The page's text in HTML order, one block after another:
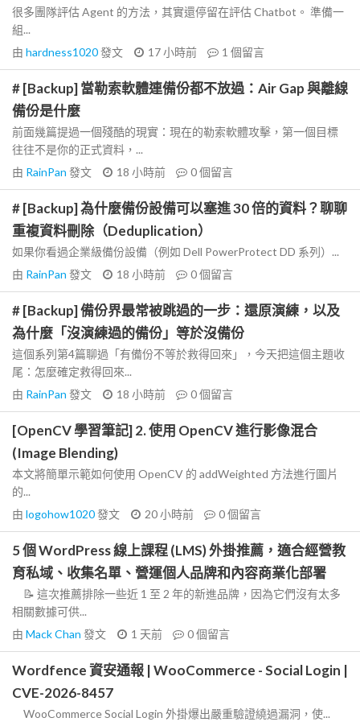
很多團隊評估 Agent 的方法，其實還停留在評估 Chatbot。 準備一
組...
由 hardness1020發文 17 小時前 1 個留言
# [Backup] 當勒索軟體連備份都不放過：Air Gap 與離線
備份是什麼
前面幾篇提過一個殘酷的現實：現在的勒索軟體攻擊，第一個目標
往往不是你的正式資料，...
由 RainPan 發文 18 小時前 0個留言
# [Backup] 為什麼備份設備可以塞進 30 倍的資料？聊聊
重複資料刪除（Deduplication）
如果你看過企業級備份設備（例如 Dell PowerProtect DD 系列）...
由 RainPan 發文 18 小時前 0個留言
# [Backup] 備份界最常被跳過的一步：還原演練，以及
為什麼「沒演練過的備份」等於沒備份
這個系列第4篇聊過「有備份不等於救得回來」，今天把這個主題收
尾：怎麼確定救得回來...
由 RainPan 發文 18 小時前 0個留言
[OpenCV 學習筆記] 2. 使用 OpenCV 進行影像混合
(Image Blending)
本文將簡單示範如何使用 OpenCV 的 addWeighted 方法進行圖片
的...
由 logohow1020發文 20 小時前 0個留言
5 個 WordPress 線上課程 (LMS) 外掛推薦，適合經營教
育私域、收集名單、營運個人品牌和內容商業化部署
📝 這次推薦排除一些近 1 至 2 年的新進品牌，因為它們沒有太多
相關數據可供...
由 Mack Chan 發文 1 天前 0個留言
Wordfence 資安通報 | WooCommerce - Social Login |
CVE-2026-8457
WooCommerce Social Login 外掛爆出嚴重驗證繞過漏洞，使...